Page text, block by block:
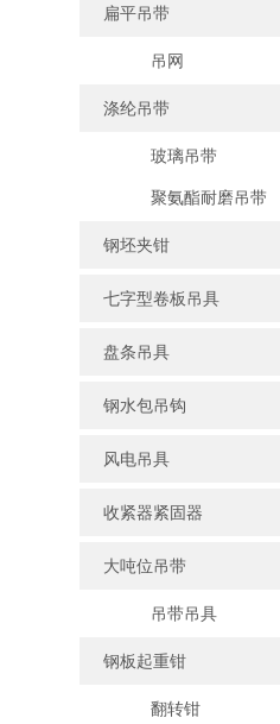
扁平吊带
吊网
涤纶吊带
玻璃吊带
聚氨酯耐磨吊带
钢坯夹钳
七字型卷板吊具
盘条吊具
钢水包吊钩
风电吊具
收紧器紧固器
大吨位吊带
吊带吊具
钢板起重钳
翻转钳